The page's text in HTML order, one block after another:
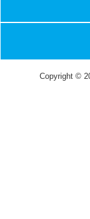
Copyright ©